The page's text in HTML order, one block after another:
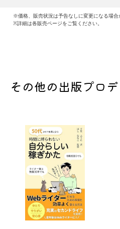
※価格、販売状況は予告なしに変更になる場合
※詳細は各販売ページをご覧ください。
その他の出版プロ